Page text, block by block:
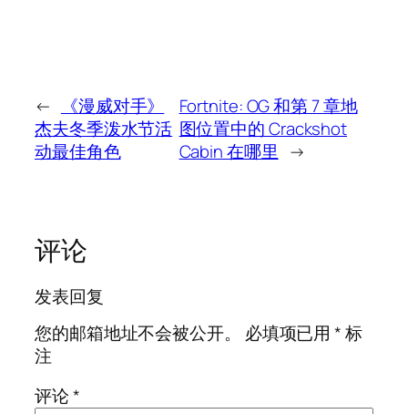
←
《漫威对手》
杰夫冬季泼水节活
动最佳角色
Fortnite: OG 和第 7 章地
图位置中的 Crackshot
Cabin 在哪里 →
评论
发表回复
您的邮箱地址不会被公开。
必填项已用*标
注
评论*